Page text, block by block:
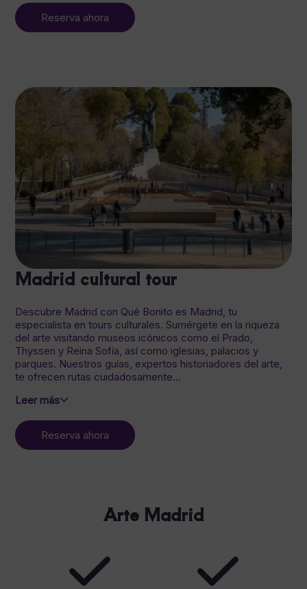
Reserva ahora
Madrid cultural tour
Descubre Madrid con Qué Bonito es Madrid, tu
especialista en tours culturales. Sumérgete en la riqueza
del arte visitando museos icónicos como el Prado,
Thyssen y Reina Sofía, así como iglesias, palacios y
parques. Nuestros guías, expertos historiadores del arte,
te ofrecen rutas cuidadosamente...
Leer más
Reserva ahora
Arte Madrid